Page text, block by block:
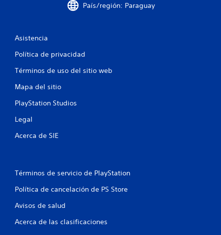
País/región: Paraguay
Asistencia
Política de privacidad
Términos de uso del sitio web
Mapa del sitio
PlayStation Studios
Legal
Acerca de SIE
Términos de servicio de PlayStation
Política de cancelación de PS Store
Avisos de salud
Acerca de las clasificaciones